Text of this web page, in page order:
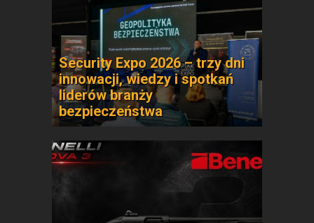
Security Expo 2026 – trzy dni
innowacji, wiedzy i spotkań
liderów branży
bezpieczeństwa